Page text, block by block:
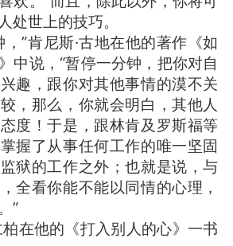
处世上的技巧。
”肯尼斯·古地在他的著作《如
中说，“暂停一分钟，把你对自
趣，跟你对其他事情的漠不关
，那么，你就会明白，其他人
度！于是，跟林肯及罗斯福等
握了从事任何工作的唯一坚固
狱的工作之外；也就是说，与
全看你能不能以同情的心理，
”
在他的《打入别人的心》一书